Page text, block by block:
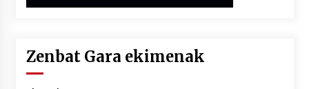
Zenbat Gara ekimenak